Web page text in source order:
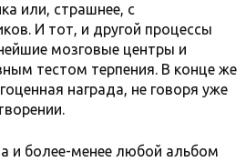
или, страшнее, с
И тот, и другой процессы
мозговые центры и
тестом терпения. В конце же
награда, не говоря уже
и более-менее любой альбом